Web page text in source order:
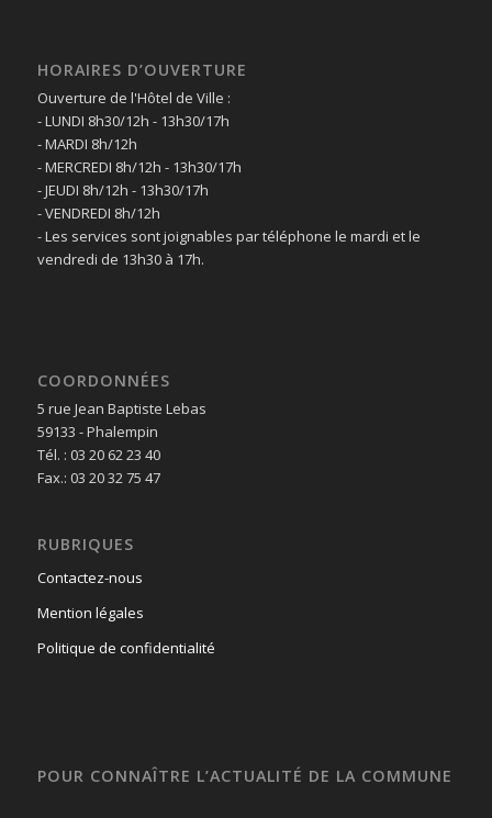
HORAIRES D’OUVERTURE
Ouverture de l'Hôtel de Ville :
- LUNDI 8h30/12h - 13h30/17h
- MARDI 8h/12h
- MERCREDI 8h/12h - 13h30/17h
- JEUDI 8h/12h - 13h30/17h
- VENDREDI 8h/12h
- Les services sont joignables par téléphone le mardi et le
vendredi de 13h30 à 17h.
COORDONNÉES
5 rue Jean Baptiste Lebas
59133 - Phalempin
Tél. : 03 20 62 23 40
Fax.: 03 20 32 75 47
RUBRIQUES
Contactez-nous
Mention légales
Politique de confidentialité
POUR CONNAÎTRE L’ACTUALITÉ DE LA COMMUNE